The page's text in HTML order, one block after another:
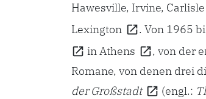
Hawesville, Irvine, Carlisle
Lexington
. Von 1965
inAthens
, von der
Romane, von denen drei
der Großstadt
(engl.: